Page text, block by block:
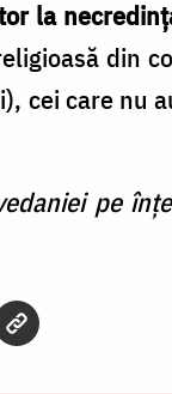
la
din
cei care nu
pe